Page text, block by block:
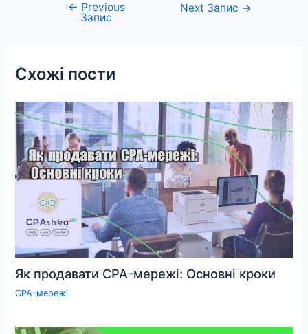
Навігація
← Previous
Запис
Next Запис →
Схожі пости
Як продавати CPA-мережі: Основні кроки
CPA-мережі